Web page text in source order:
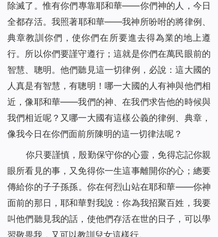
除滅了。惟有你們專靠耶和華——你們神的人，今日
全都存活。我照著耶和華——我神所吩咐的將律例、
典章教訓你們，使你們在所要進去得為業的地上遵
行。所以你們要謹守遵行；這就是你們在萬民眼前的
智慧、聰明。他們聽見這一切律例，必說：這大國的
人真是有智慧，有聰明！哪一大國的人有神與他們相
近，像耶和華——我們的神、在我們求告他的時候與
我們相近呢？又哪一大國有這樣公義的律例、典章，
像我今日在你們面前所陳明的這一切律法呢？
你只要謹慎，殷勤保守你的心靈，免得忘記你親
眼所看見的事，又免得你一生這事離開你的心；總要
傳給你的子子孫孫。你在何烈山站在耶和華——你神
面前的那日，耶和華對我說：你為我招聚百姓，我要
叫他們聽見我的話，使他們存活在世的日子，可以學
習敬畏我，又可以教訓兒女這樣行。